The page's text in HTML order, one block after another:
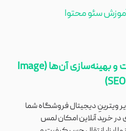
سئو محتوا
اهمیت تصاویر با کیفیت و بهینه‌سازی آن‌ها (Image
SEO)
ویترینِ دیجیتال فروشگاه شما
خرید آنلاین امکان لمس